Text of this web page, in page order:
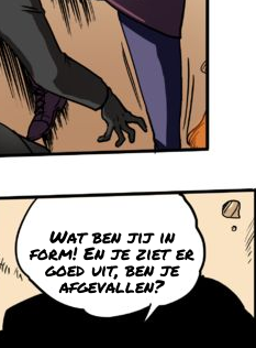
Wat ben jij in
form! En je ziet er
goed uit, ben je
afgevallen?